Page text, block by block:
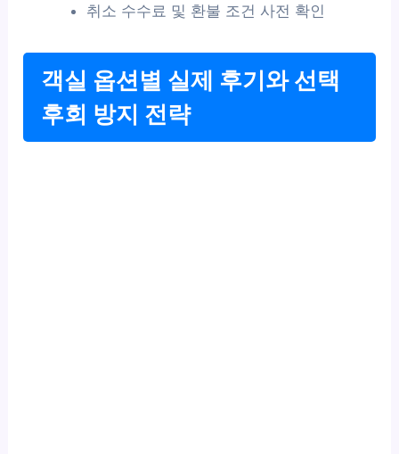
취소 수수료 및 환불 조건 사전 확인
객실 옵션별 실제 후기와 선택
후회 방지 전략